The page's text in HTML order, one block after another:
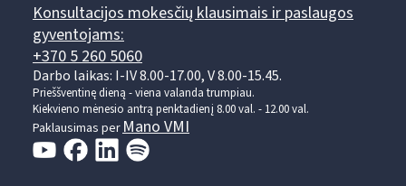
Konsultacijos mokesčių klausimais ir paslaugos
gyventojams:
+370 5 260 5060
Darbo laikas: I-IV 8.00-17.00, V 8.00-15.45.
Prieššventinę dieną - viena valanda trumpiau.
Kiekvieno mėnesio antrą penktadienį 8.00 val. - 12.00 val.
Paklausimas per Mano VMI